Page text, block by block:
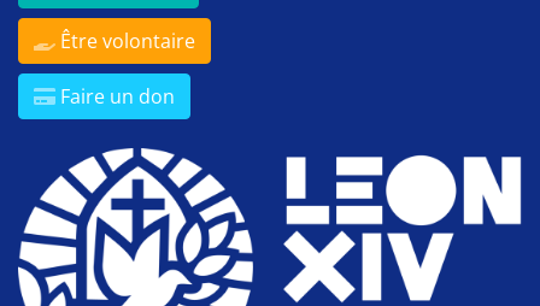
Être volontaire
Faire un don